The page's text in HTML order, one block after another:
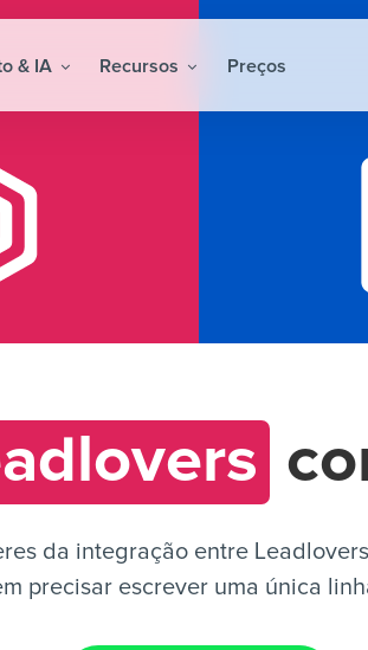
& IA Recursos Preços
da integração entre
precisar escrever uma única